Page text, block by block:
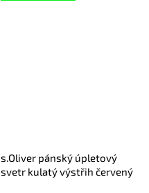
s.Oliver pánský úpletový
svetr kulatý výstřih červený